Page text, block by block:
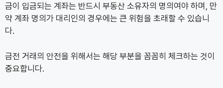
금이 입금되는 계좌는 반드시 부동산 소유자의 명의여야 하며, 만
약 계좌 명의가 대리인의 경우에는 큰 위험을 초래할 수 있습니
다.
금전 거래의 안전을 위해서는 해당 부분을 꼼꼼히 체크하는 것이
중요합니다.